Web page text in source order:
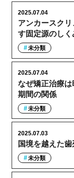
アンカースク
す固定源のしく
2025.07.04
未分類
なぜ矯正治療
期間の関係
2025.07.04
未分類
国境を越えた
2025.07.03
未分類